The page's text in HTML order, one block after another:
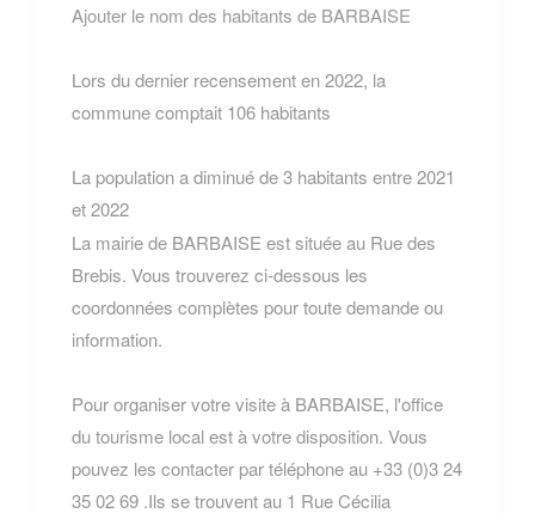
Ajouter le nom des habitants de BARBAISE
Lors du dernier recensement en 2022, la
commune comptait 106 habitants
La population a diminué de 3 habitants entre 2021
et 2022
La mairie de BARBAISE est située au Rue des
Brebis. Vous trouverez ci-dessous les
coordonnées complètes pour toute demande ou
information.
Pour organiser votre visite à BARBAISE, l'office
du tourisme local est à votre disposition. Vous
pouvez les contacter par téléphone au +33 (0)3 24
35 02 69 .Ils se trouvent au 1 Rue Cécilia